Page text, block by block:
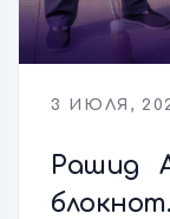
3 ИЮЛЯ,
Рашид